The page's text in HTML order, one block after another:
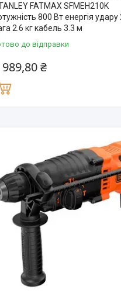
FATMAX SFMEH210K
800 Вт енергія
2.6 кг кабель 3.3 м
до відправки
₴